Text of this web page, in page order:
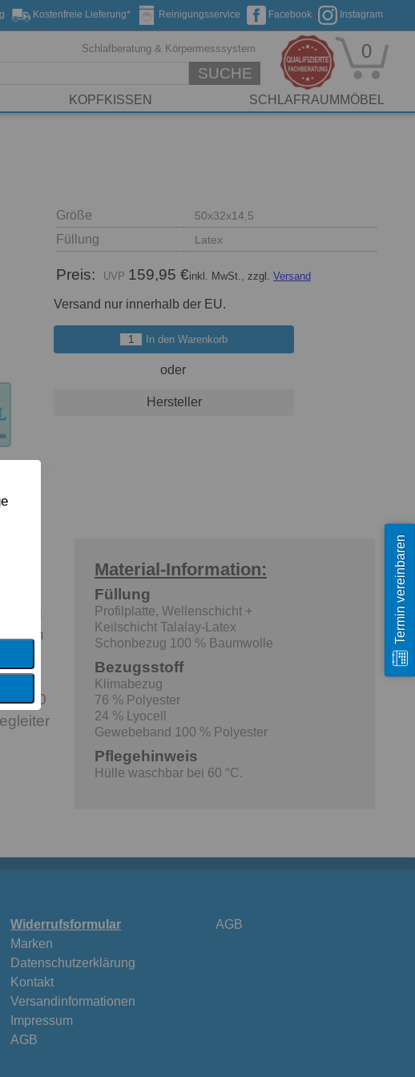
Instagram
Facebook
Reinigungsservice
Kostenfreie Lieferung*
Schlafberatung & Körpermesssystem
SUCHE
0
KOPFKISSEN SCHLAFRAUMMÖBEL
Größe 50x32x14,5
Füllung Latex
Preis: 159,95 €inkl. MwSt., zzgl. Versand
Versand nur innerhalb der EU.
In den Warenkorb
oder
Hersteller
60
Material-Information:
Füllung
Profilplatte, Wellenschicht +
Keilschicht Talalay-Latex
Schonbezug 100 % Baumwolle
Bezugsstoff
Klimabezug
76 % Polyester
24 % Lyocell
Gewebeband 100 % Polyester
Pflegehinweis
Hülle waschbar bei 60 °C.
Termin vereinbaren
Widerrufsformular
Marken
Datenschutzerklärung
Kontakt
Versandinformationen
Impressum
AGB
AGB